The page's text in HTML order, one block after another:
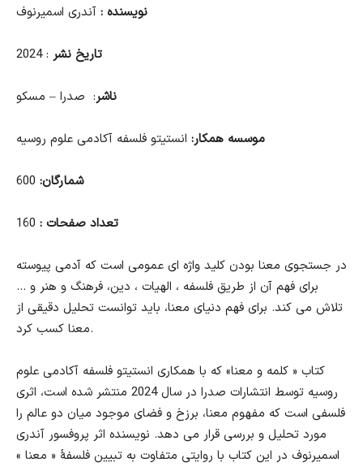
نویسنده : آندری اسمیرنوف
تاریخ نشر : 2024
ناشر: صدرا – مسکو
موسسه همکار: انستیتو فلسفه آکادمی علوم روسیه
شمارگان: 600
تعداد صفحات : 160
در جستجوی معنا بودن کلید واژه ای عمومی است که آدمی پیوسته
برای فهم آن از طریق فلسفه ، الهیات ، دین، فرهنگ و هنر و …
تلاش می کند. برای فهم دنیای معنا، باید توانست تحلیل دقیقی از
معنا کسب کرد.
کتاب « کلمه و معنا» که با همکاری انستیتو فلسفه آکادمی علوم
روسیه توسط انتشارات صدرا در سال 2024 منتشر شده است، اثری
فلسفی است که مفهوم معنا، برزخ و فضای موجود میان دو عالم را
مورد تحلیل و بررسی قرار می دهد. نویسنده اثر پروفسور آندری
اسمیرنوف در این کتاب با روایتی متفاوت به تبیین فلسفۀ « معنا »